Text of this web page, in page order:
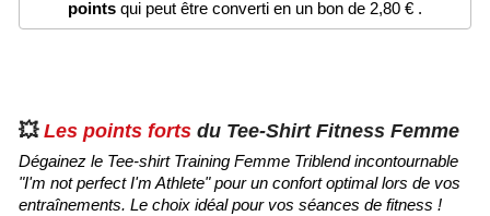
points qui peut être converti en un bon de 2,80 € .
💥Les points fortsdu Tee-Shirt Fitness Femme
Dégainez le Tee-shirt Training Femme Triblend incontournable
"I'm not perfect I'm Athlete" pour un confort optimal lors de vos
entraînements. Le choix idéal pour vos séances de fitness !